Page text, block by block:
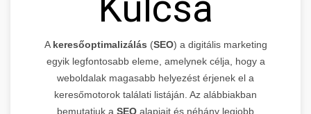
A keresőoptimalizálás (SEO) a digitális marketing
egyik legfontosabb eleme, amelynek célja, hogy a
weboldalak magasabb helyezést érjenek el a
keresőmotorok találati listáján. Az alábbiakban
bemutatjuk a SEO alapjait és néhány legjobb